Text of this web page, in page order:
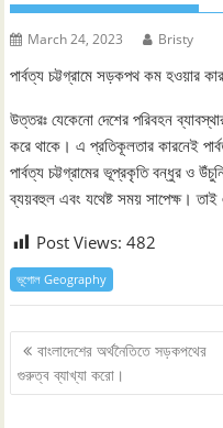
March 24, 2023 Bristy
পার্বত্য চট্টগ্রামে সড়কপথ কম হওয়ার
উত্তরঃ যেকেনো দেশের পরিবহন
করে থাকে। এ প্রতিকূলতার কারনেই
পার্বত্য চট্টগ্রামের ভূপ্রকৃতি বন্ধুর ও
ব্যয়বহুল এবং যথেষ্ট সময় সাপেক্ষ।
Post Views: 482
ভূগোল Geography
Post
navigation
বাংলাদেশের অর্থনৈতিতে সড়কপথের
গুরুত্ব ব্যাখ্যা করো।